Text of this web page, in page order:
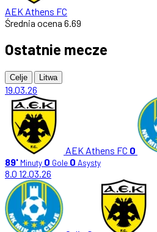
AEK Athens FC
Średnia ocena 6.69
Ostatnie mecze
Celje Litwa
19.03.26
AEK Athens FC 0
89' Minuty 0 Gole 0 Asysty
8.0 12.03.26